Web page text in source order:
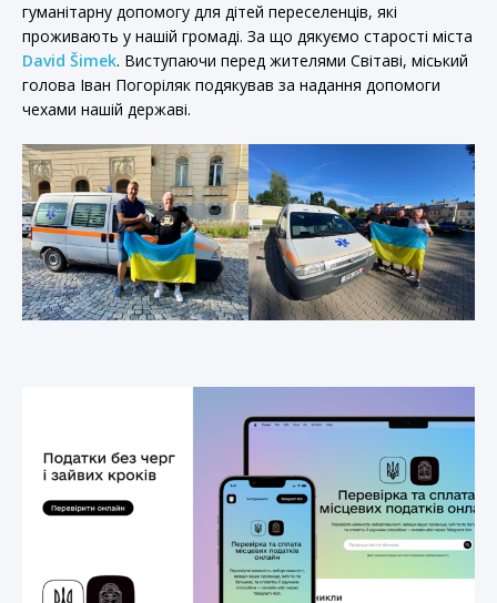
гуманітарну допомогу для дітей переселенців, які
проживають у нашій громаді. За що дякуємо старості міста
David Šimek. Виступаючи перед жителями Світаві, міський
голова Іван Погоріляк подякував за надання допомоги
чехами нашій державі.